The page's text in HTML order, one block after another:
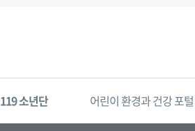
소년단 어린이 환경과 건강 포털